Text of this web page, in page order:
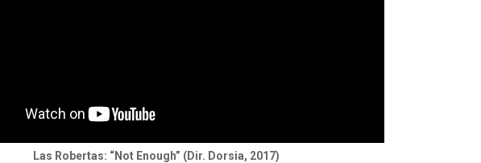
Las Robertas: “Not Enough” (Dir. Dorsia, 2017)